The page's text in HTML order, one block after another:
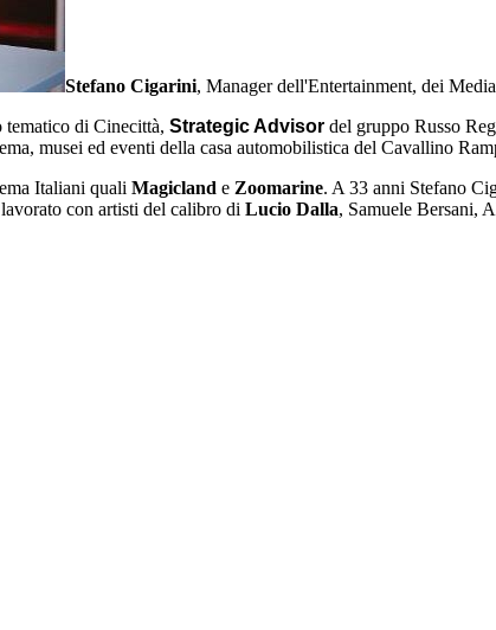
Stefano Cigarini, Manager dell'Entertainment, dei
tematico di Cinecittà, Strategic Advisor del gruppo Russo
musei ed eventi della casa automobilistica del Cavallino
Italiani quali Magicland e Zoomarine. A 33 anni Stefano
con artisti del calibro di Lucio Dalla, Samuele Bersani,